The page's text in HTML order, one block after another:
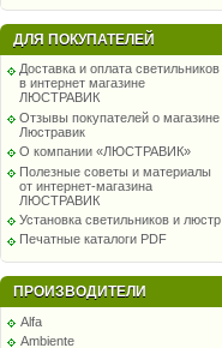
ДЛЯ ПОКУПАТЕЛЕЙ
Доставка и оплата светильников
в интернет магазине
ЛЮСТРАВИК
Отзывы покупателей о магазине
Люстравик
О компании «ЛЮСТРАВИК»
Полезные советы и материалы
от интернет-магазина
ЛЮСТРАВИК
Установка светильников и люстр
Печатные каталоги PDF
ПРОИЗВОДИТЕЛИ
Alfa
Ambiente